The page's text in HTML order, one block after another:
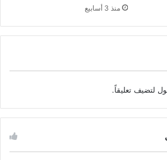
منذ 3 أسابيع
لتضيف تعليقاً.